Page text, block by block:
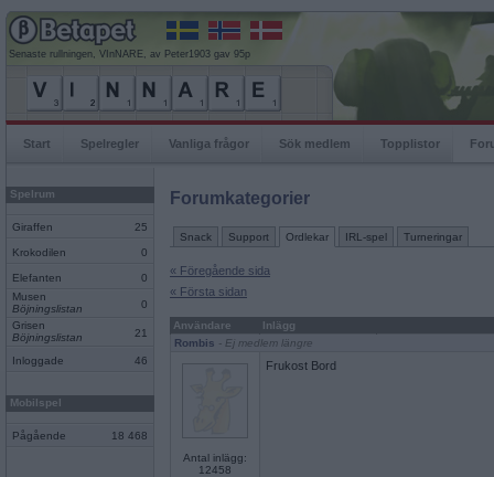
Senaste rullningen, VInNARE, av Peter1903 gav 95p
Start Spelregler Vanliga frågor Sök medlem Topplistor
Spelrum
Giraffen 25
Krokodilen 0
Elefanten
0
Musen
Böjningslistan
0
Grisen
Böjningslistan
21
Inloggade 46
Mobilspel
Pågående 18 468
Forumkategorier
Snack Support Ordlekar IRL-spel Turneringar
« Föregående sida
« Första sidan
Användare
Inlägg
Rombis - Ej medlem längre
Antal inlägg:
12458
Frukost Bord